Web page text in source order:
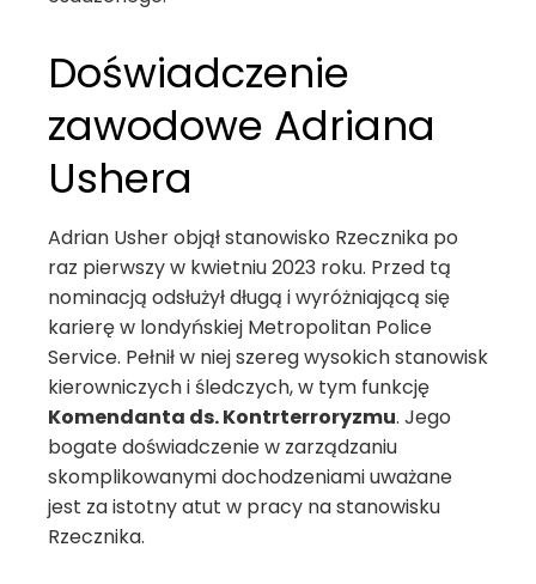
Doświadczenie
zawodowe Adriana
Ushera
Adrian Usher objął stanowisko Rzecznika po
raz pierwszy w kwietniu 2023 roku. Przed tą
nominacją odsłużył długą i wyróżniającą się
karierę w londyńskiej Metropolitan Police
Service. Pełnił w niej szereg wysokich stanowisk
kierowniczych i śledczych, w tym funkcję
Komendanta ds. Kontrterroryzmu. Jego
bogate doświadczenie w zarządzaniu
skomplikowanymi dochodzeniami uważane
jest za istotny atut w pracy na stanowisku
Rzecznika.